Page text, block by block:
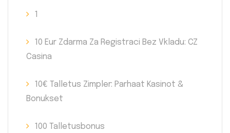
1
10 Eur Zdarma Za Registraci Bez Vkladu: CZ
Casina
10€ Talletus Zimpler: Parhaat Kasinot &
Bonukset
100 Talletusbonus